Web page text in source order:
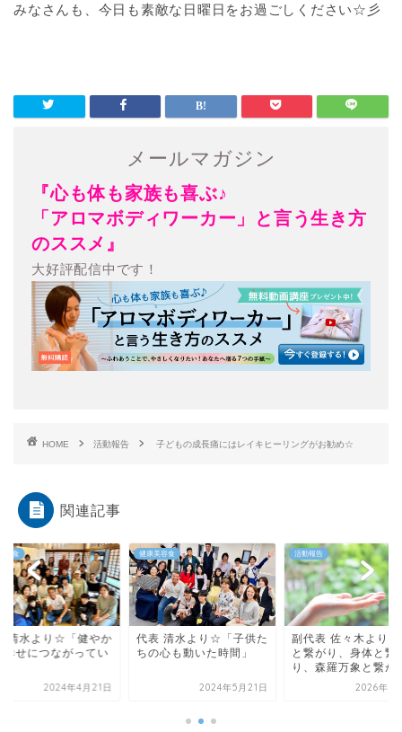
みなさんも、今日も素敵な日曜日をお過ごしください☆彡
メールマガジン
『心も体も家族も喜ぶ♪
「アロマボディワーカー」と言う生き方
のススメ』
大好評配信中です！
HOME 活動報告 子どもの成長痛にはレイキヒーリングがお勧め☆
関連記事
容食
清水より☆「健やか
幸せにつながってい
2024年4月21日
健康美容食
代表 清水より☆「子供た
ちの心も動いた時間」
2024年5月21日
活動報告
副代表 佐々木より☆
と繋がり、身体と繋
り、森羅万象と繋が
2026年5